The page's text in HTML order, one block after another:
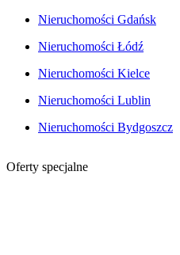
Nieruchomości Gdańsk
Nieruchomości Łódź
Nieruchomości Kielce
Nieruchomości Lublin
Nieruchomości Bydgoszcz
Oferty specjalne